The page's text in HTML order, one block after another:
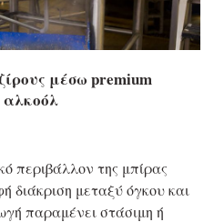
μέσω premium
αλκοόλ
περιβάλλον της μπίρας
διάκριση μεταξύ όγκου και
παραμένει στάσιμη ή